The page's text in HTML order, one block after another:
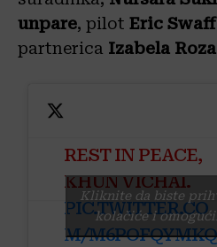
unpare, pilot Eric
partnerica Izabela Roza
REST IN PEACE,
KHUN VICHAI.
PIC.TWITTER.CO
M/M6POFQYMKQ
Kliknite da biste
kolačiće i